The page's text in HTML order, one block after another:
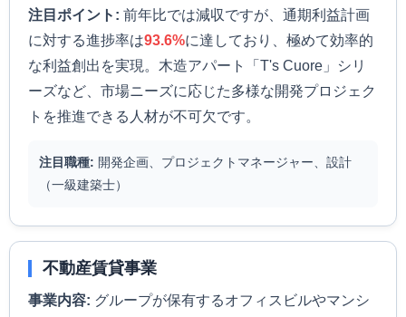
注目ポイント: 前年比では減収ですが、通期利益計画
に対する進捗率は93.6%に達しており、極めて効率的
な利益創出を実現。木造アパート「T's Cuore」シリ
ーズなど、市場ニーズに応じた多様な開発プロジェク
トを推進できる人材が不可欠です。
注目職種: 開発企画、プロジェクトマネージャー、設計
（一級建築士）
不動産賃貸事業
事業内容: グループが保有するオフィスビルやマンシ